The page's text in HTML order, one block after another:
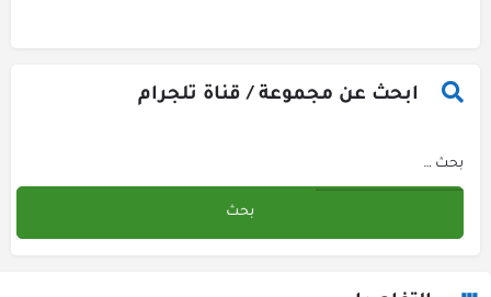
ابحث عن مجموعة / قناة تلجرام